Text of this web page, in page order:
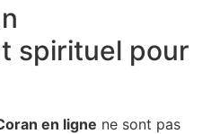
spirituel pour
en ligne ne sont pas